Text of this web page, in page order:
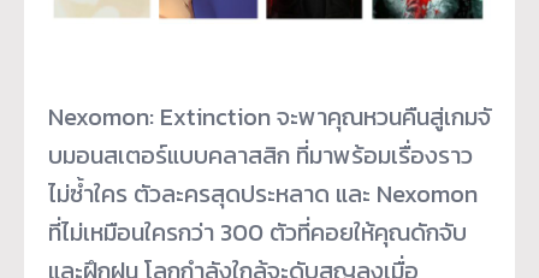
Nexomon: Extinction จะพาคุณหวนคืนสู่เกมจั
บมอนสเตอร์แบบคลาสสิก ที่มาพร้อมเรื่องราว
ไม่ซ้ำใคร ตัวละครสุดประหลาด และ Nexomon
ที่ไม่เหมือนใครกว่า 300 ตัวที่คอยให้คุณดักจับ
และฝึกฝน โลกกำลังใกล้จะดับสูญลงเมื่อ